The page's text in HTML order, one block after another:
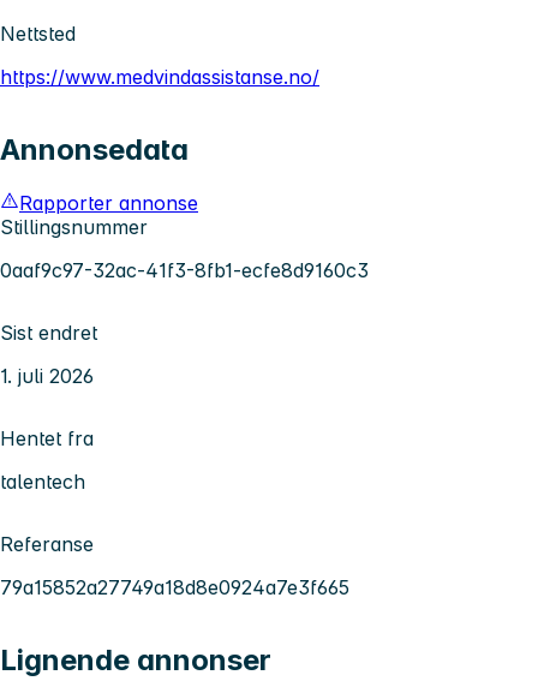
Nettsted
https://www.medvindassistanse.no/
Annonsedata
Rapporter annonse
Stillingsnummer
0aaf9c97-32ac-41f3-8fb1-ecfe8d9160c3
Sist endret
1. juli 2026
Hentet fra
talentech
Referanse
79a15852a27749a18d8e0924a7e3f665
Lignende annonser